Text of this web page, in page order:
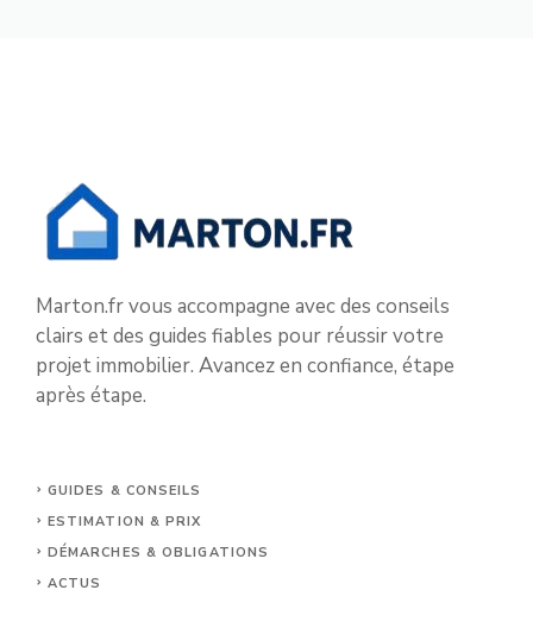
Marton.fr vous accompagne avec des conseils
clairs et des guides fiables pour réussir votre
projet immobilier. Avancez en confiance, étape
après étape.
GUIDES & CONSEILS
ESTIMATION & PRIX
DÉMARCHES & OBLIGATIONS
ACTUS